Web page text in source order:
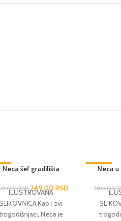
Neca šef gradilišta
RSD 249,00 RSD
ILUSTROVANA
Kao i svi
Neca je
-34%
Neca
380,00